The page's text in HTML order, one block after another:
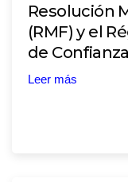
Resolución
(RMF) y el
de Confianza
Leer más